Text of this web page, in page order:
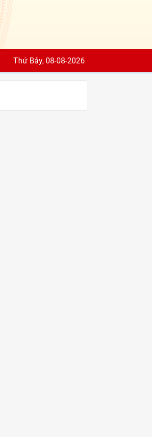
Thứ Bảy, 08-08-2026